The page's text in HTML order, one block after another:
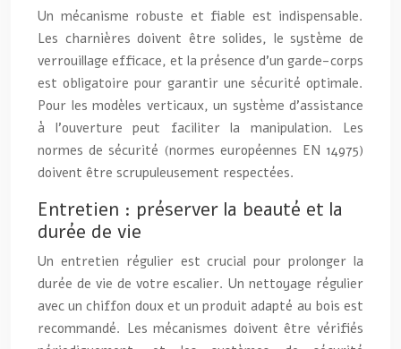
Un mécanisme robuste et fiable est indispensable.
Les charnières doivent être solides, le système de
verrouillage efficace, et la présence d’un garde-corps
est obligatoire pour garantir une sécurité optimale.
Pour les modèles verticaux, un système d’assistance
à l’ouverture peut faciliter la manipulation. Les
normes de sécurité (normes européennes EN 14975)
doivent être scrupuleusement respectées.
Entretien : préserver la beauté et la
durée de vie
Un entretien régulier est crucial pour prolonger la
durée de vie de votre escalier. Un nettoyage régulier
avec un chiffon doux et un produit adapté au bois est
recommandé. Les mécanismes doivent être vérifiés